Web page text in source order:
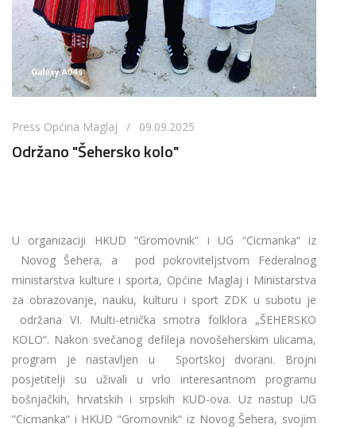
Press Općina Maglaj / 09.09.2025
Održano "Šehersko kolo"
U organizaciji HKUD “Gromovnik“ i UG “Cicmanka“ iz
Novog Šehera, a pod pokroviteljstvom Federalnog
ministarstva kulture i sporta, Općine Maglaj i Ministarstva
za obrazovanje, nauku, kulturu i sport ZDK u subotu je
održana VI. Multi-etnička smotra folklora „ŠEHERSKO
KOLO“. Nakon svečanog defileja novošeherskim ulicama,
program je nastavljen u Sportskoj dvorani. Brojni
posjetitelji su uživali u vrlo interesantnom programu
bošnjačkih, hrvatskih i srpskih KUD-ova. Uz nastup UG
“Cicmanka“ i HKUD “Gromovnik“ iz Novog Šehera, svojim